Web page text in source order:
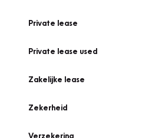
Private lease
Private lease used
Zakelijke lease
Zekerheid
Verzekering